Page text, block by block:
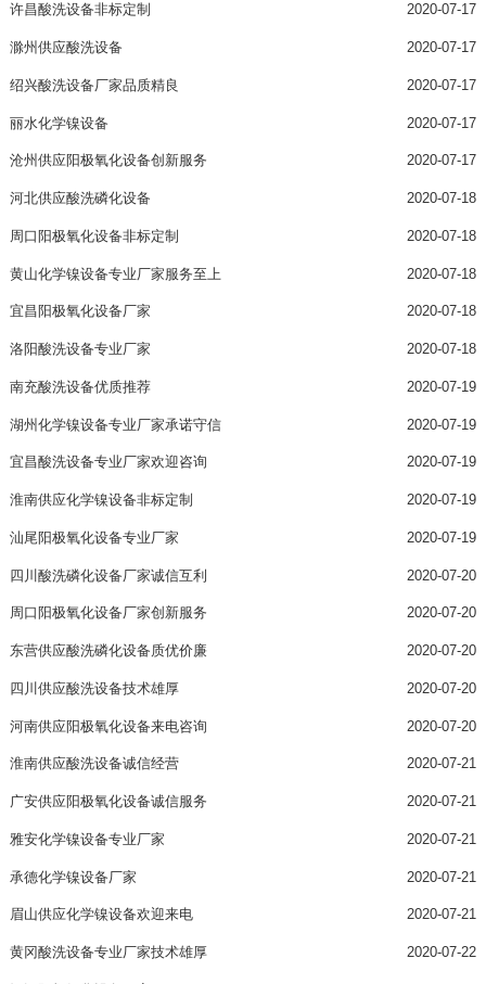
许昌酸洗设备非标定制 2020-07-17
滁州供应酸洗设备 2020-07-17
绍兴酸洗设备厂家品质精良 2020-07-17
丽水化学镍设备 2020-07-17
沧州供应阳极氧化设备创新服务 2020-07-17
河北供应酸洗磷化设备 2020-07-18
周口阳极氧化设备非标定制 2020-07-18
黄山化学镍设备专业厂家服务至上 2020-07-18
宜昌阳极氧化设备厂家 2020-07-18
洛阳酸洗设备专业厂家 2020-07-18
南充酸洗设备优质推荐 2020-07-19
湖州化学镍设备专业厂家承诺守信 2020-07-19
宜昌酸洗设备专业厂家欢迎咨询 2020-07-19
淮南供应化学镍设备非标定制 2020-07-19
汕尾阳极氧化设备专业厂家 2020-07-19
四川酸洗磷化设备厂家诚信互利 2020-07-20
周口阳极氧化设备厂家创新服务 2020-07-20
东营供应酸洗磷化设备质优价廉 2020-07-20
四川供应酸洗设备技术雄厚 2020-07-20
河南供应阳极氧化设备来电咨询 2020-07-20
淮南供应酸洗设备诚信经营 2020-07-21
广安供应阳极氧化设备诚信服务 2020-07-21
雅安化学镍设备专业厂家 2020-07-21
承德化学镍设备厂家 2020-07-21
眉山供应化学镍设备欢迎来电 2020-07-21
黄冈酸洗设备专业厂家技术雄厚 2020-07-22